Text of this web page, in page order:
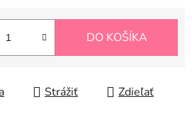
DO KOŠÍKA
Strážiť Zdieľať